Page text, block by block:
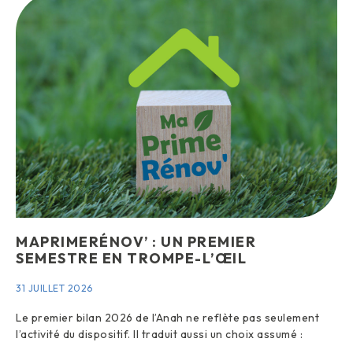
MAPRIMERÉNOV’ : UN PREMIER
SEMESTRE EN TROMPE-L’ŒIL
31 JUILLET 2026
Le premier bilan 2026 de l’Anah ne reflète pas seulement
l’activité du dispositif. Il traduit aussi un choix assumé :